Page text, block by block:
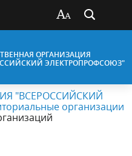
ОРГАНИЗАЦИЯ
ЭЛЕКТРОПРОФСОЮЗ"
"ВСЕРОССИЙСКИЙ
организации